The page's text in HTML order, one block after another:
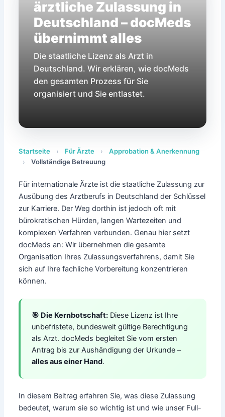
ärztliche Zulassung in
Deutschland – docMeds
übernimmt alles
Die staatliche Lizenz als Arzt in
Deutschland. Wir erklären, wie docMeds
den gesamten Prozess für Sie
organisiert und Sie entlastet.
Startseite › Für Ärzte ›
Approbation & Anerkennung
›
Vollständige Betreuung
Für internationale Ärzte ist die staatliche Zulassung zur
Ausübung des Arztberufs in Deutschland der Schlüssel
zur Karriere. Der Weg dorthin ist jedoch oft mit
bürokratischen Hürden, langen Wartezeiten und
komplexen Verfahren verbunden. Genau hier setzt
docMeds an: Wir übernehmen die gesamte
Organisation Ihres Zulassungsverfahrens, damit Sie
sich auf Ihre fachliche Vorbereitung konzentrieren
können.
🎯 Die Kernbotschaft: Diese Lizenz ist Ihre
unbefristete, bundesweit gültige Berechtigung
als Arzt. docMeds begleitet Sie vom ersten
Antrag bis zur Aushändigung der Urkunde –
alles aus einer Hand.
In diesem Beitrag erfahren Sie, was diese Zulassung
bedeutet, warum sie so wichtig ist und wie unser Full-